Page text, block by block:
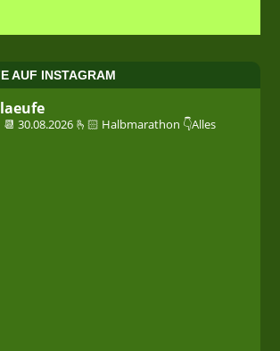
AUF INSTAGRAM
📆 30.08.2026 🫰🏻 Halbmarathon 👇Alles